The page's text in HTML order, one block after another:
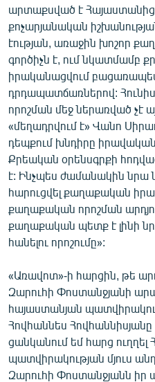
ԱՐԽԻՎ
ՏԵՍԱՆՅՈՒԹԵՐ
ԲԱՆԱՎԵՃ
ՁԳՏԵԼՈՎ ԼԱՎԱԳՈՒՅՆԻՆ
ՓՈԴՔԱՍԹ
Հայերեն
English
Русский
ՀԵՏԵՎԵՔ ՄԵԶ
«Ազատության» բոլոր
արտաքսված է
քոչարյանական
էության, առաջին խոշոր
գործիչն է, ում նկատմամբ
իրականացվում
դրդապատճառներով:
որոշման մեջ ներառված չէ
«մեղադրվում է» Վանո
դեպքում խնդիրը իրավական
Քրեական օրենսգրքի
է: Ինչպես ժամանակին
հարուցվել քաղաքական
քաղաքական որոշման
քաղաքական պետք է լինի
հանելու որոշումը»:
«Առավոտ»-ի հարցին, թե
Զարուհի Փոստանջյանի
հայաստանյան
Հովհաննես
ցանկանում եմ հարց
պատվիրակության մյուս
Զարուհի Փոստանջյանն իր